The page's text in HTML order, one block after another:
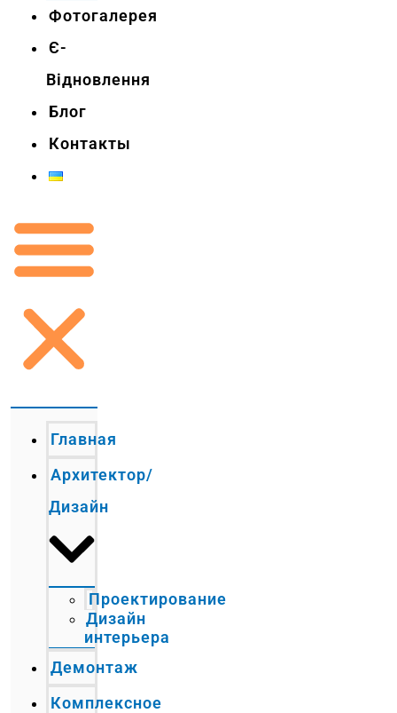
Фотогалерея
Є-
Відновлення
Блог
Контакты
Главная
Архитектор/
Дизайн
Проектирование
Дизайн
интерьера
Демонтаж
Комплексное